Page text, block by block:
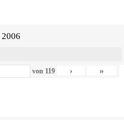
von 119 › »